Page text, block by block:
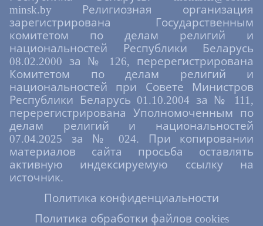
minsk.by Религиозная организация
зарегистрирована Государственным
комитетом по делам религий и
национальностей Республики Беларусь
08.02.2000 за № 126, перерегистрирована
Комитетом по делам религий и
национальностей при Совете Министров
Республики Беларусь 01.10.2004 за № 111,
перерегистрирована Уполномоченным по
делам религий и национальностей
07.04.2025 за № 024. При копировании
материалов сайта просьба оставлять
активную индексируемую ссылку на
источник.
Политика конфиденциальности
Политика обработки файлов cookies